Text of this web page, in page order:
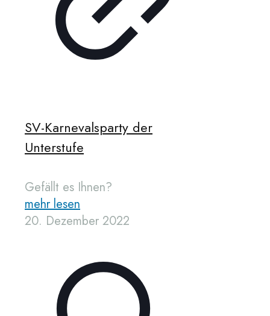
SV-Karnevalsparty der
Unterstufe
Gefällt es Ihnen?
mehr lesen
20. Dezember 2022